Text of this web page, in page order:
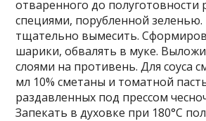
отваренного до полуготовности
специями, порубленной зеленью.
тщательно вымесить.
шарики, обвалять в муке.
слоями на противень. Для соуса
мл 10% сметаны и томатной
раздавленных под прессом
Запекать в духовке при 180°С